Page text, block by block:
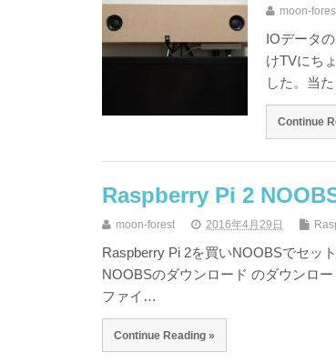
moon-
IOデータ
けTVにち
した。当
Continue
Raspberry Pi 2
moon-forest 2016年4月29日
Raspberry Pi 2を買いNOOBSでセッ
NOOBSのダウンロード のダウンロ
ファイ…
Continue Reading »